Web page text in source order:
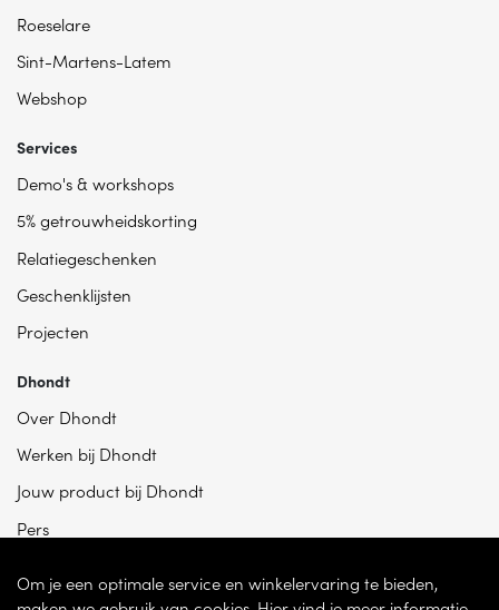
Roeselare
Sint-Martens-Latem
Webshop
Services
Demo's & workshops
5% getrouwheidskorting
Relatiegeschenken
Geschenklijsten
Projecten
Dhondt
Over Dhondt
Werken bij Dhondt
Jouw product bij Dhondt
Pers
Om je een optimale service en winkelervaring te bieden,